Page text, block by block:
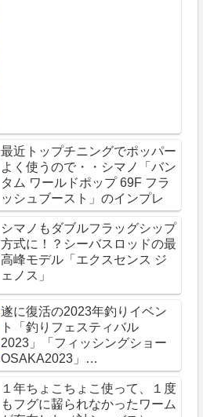
最近トップチニングでポッパー
よく使うので・・シマノ「バン
タム ワールドポップ 69F フラ
ッシュブースト」のインプレ
シマノもダブルフラッグシップ
方式に！？シーバスロッドの最
高峰モデル「エクスセンス ジ
ェノス」
遂に復活の2023年釣りイベン
ト「釣りフェスティバル
2023」「フィッシングショー
OSAKA2023」
「KeepCast2023」
１年ちょこちょこ使って、１度
もフグに齧られなかったワーム